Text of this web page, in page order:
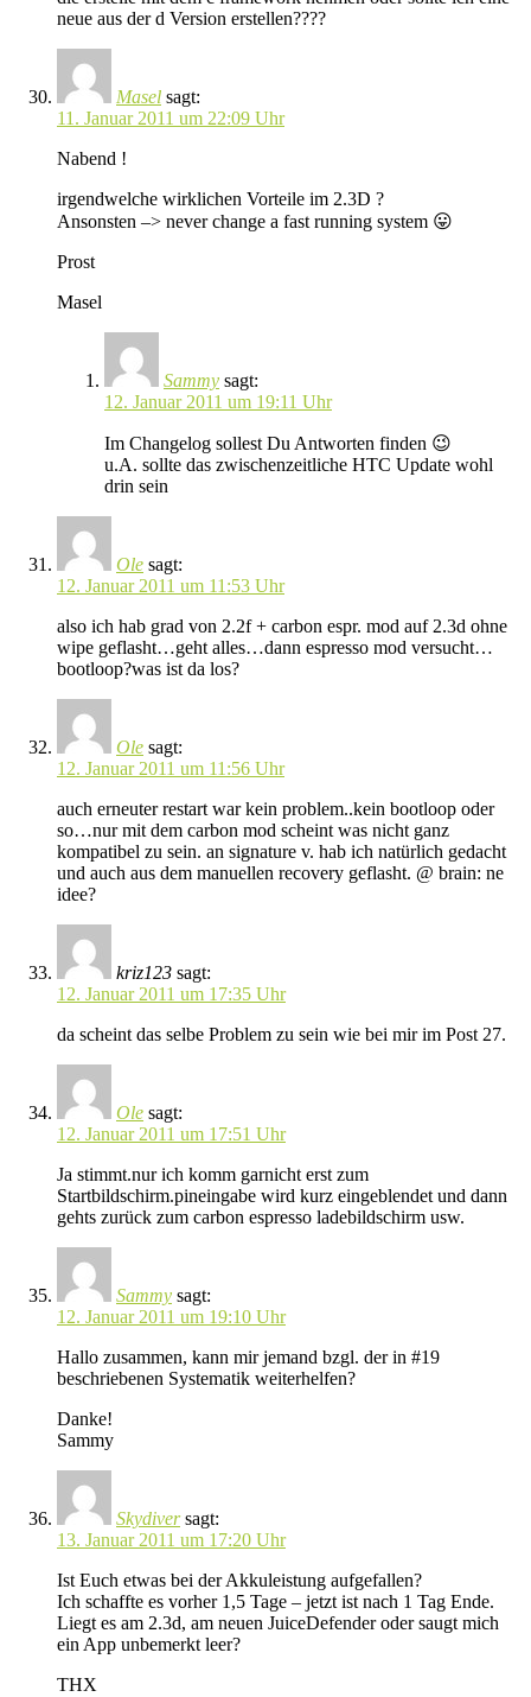
neue aus der d Version erstellen????
Masel sagt:
11. Januar 2011 um 22:09 Uhr
Nabend !
irgendwelche wirklichen Vorteile im 2.3D ?
Ansonsten –> never change a fast running system 😛
Prost
Masel
Sammy sagt:
12. Januar 2011 um 19:11 Uhr
Im Changelog sollest Du Antworten finden 😉
u.A. sollte das zwischenzeitliche HTC Update wohl
drin sein
Ole sagt:
12. Januar 2011 um 11:53 Uhr
also ich hab grad von 2.2f + carbon espr. mod auf 2.3d ohne
wipe geflasht…geht alles…dann espresso mod versucht…
bootloop?was ist da los?
Ole sagt:
12. Januar 2011 um 11:56 Uhr
auch erneuter restart war kein problem..kein bootloop oder
so…nur mit dem carbon mod scheint was nicht ganz
kompatibel zu sein. an signature v. hab ich natürlich gedacht
und auch aus dem manuellen recovery geflasht. @ brain: ne
idee?
kriz123 sagt:
12. Januar 2011 um 17:35 Uhr
da scheint das selbe Problem zu sein wie bei mir im Post 27.
Ole sagt:
12. Januar 2011 um 17:51 Uhr
Ja stimmt.nur ich komm garnicht erst zum
Startbildschirm.pineingabe wird kurz eingeblendet und dann
gehts zurück zum carbon espresso ladebildschirm usw.
Sammy sagt:
12. Januar 2011 um 19:10 Uhr
Hallo zusammen, kann mir jemand bzgl. der in #19
beschriebenen Systematik weiterhelfen?
Danke!
Sammy
Skydiver sagt:
13. Januar 2011 um 17:20 Uhr
Ist Euch etwas bei der Akkuleistung aufgefallen?
Ich schaffte es vorher 1,5 Tage – jetzt ist nach 1 Tag Ende.
Liegt es am 2.3d, am neuen JuiceDefender oder saugt mich
ein App unbemerkt leer?
THX